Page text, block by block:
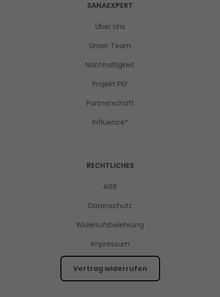
SANAEXPERT
Über Uns
Unser Team
Nachhaltigkeit
Projekt PEF
Partnerschaft
Influence*
RECHTLICHES
AGB
Datenschutz
Widerrufsbelehrung
Impressum
Vertrag widerrufen